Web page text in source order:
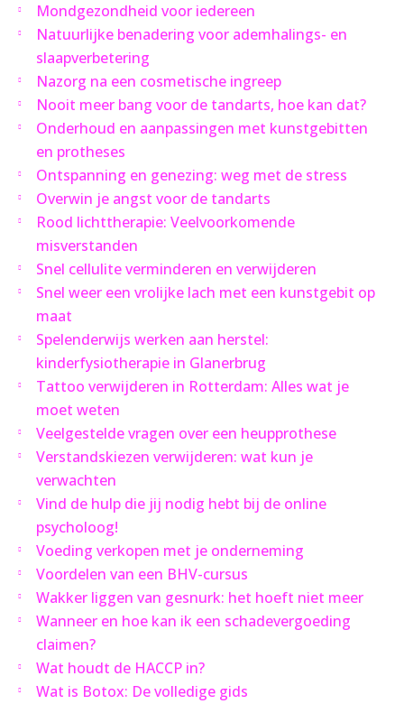
Mondgezondheid voor iedereen
Natuurlijke benadering voor ademhalings- en
slaapverbetering
Nazorg na een cosmetische ingreep
Nooit meer bang voor de tandarts, hoe kan dat?
Onderhoud en aanpassingen met kunstgebitten
en protheses
Ontspanning en genezing: weg met de stress
Overwin je angst voor de tandarts
Rood lichttherapie: Veelvoorkomende
misverstanden
Snel cellulite verminderen en verwijderen
Snel weer een vrolijke lach met een kunstgebit op
maat
Spelenderwijs werken aan herstel:
kinderfysiotherapie in Glanerbrug
Tattoo verwijderen in Rotterdam: Alles wat je
moet weten
Veelgestelde vragen over een heupprothese
Verstandskiezen verwijderen: wat kun je
verwachten
Vind de hulp die jij nodig hebt bij de online
psycholoog!
Voeding verkopen met je onderneming
Voordelen van een BHV-cursus
Wakker liggen van gesnurk: het hoeft niet meer
Wanneer en hoe kan ik een schadevergoeding
claimen?
Wat houdt de HACCP in?
Wat is Botox: De volledige gids